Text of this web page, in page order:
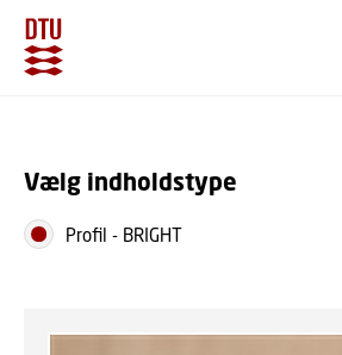
Vælg indholdstype
Profil - BRIGHT